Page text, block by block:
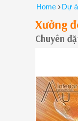
Home ›Dự
Xưởng
Chuyên